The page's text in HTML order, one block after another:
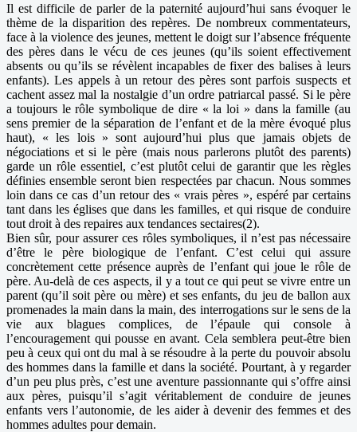
Il est difficile de parler de la paternité aujourd’hui sans évoquer le
thème de la disparition des repères. De nombreux commentateurs,
face à la violence des jeunes, mettent le doigt sur l’absence fréquente
des pères dans le vécu de ces jeunes (qu’ils soient effectivement
absents ou qu’ils se révèlent incapables de fixer des balises à leurs
enfants). Les appels à un retour des pères sont parfois suspects et
cachent assez mal la nostalgie d’un ordre patriarcal passé. Si le père
a toujours le rôle symbolique de dire « la loi » dans la famille (au
sens premier de la séparation de l’enfant et de la mère évoqué plus
haut), « les lois » sont aujourd’hui plus que jamais objets de
négociations et si le père (mais nous parlerons plutôt des parents)
garde un rôle essentiel, c’est plutôt celui de garantir que les règles
définies ensemble seront bien respectées par chacun. Nous sommes
loin dans ce cas d’un retour des « vrais pères », espéré par certains
tant dans les églises que dans les familles, et qui risque de conduire
tout droit à des repaires aux tendances sectaires(2).
Bien sûr, pour assurer ces rôles symboliques, il n’est pas nécessaire
d’être le père biologique de l’enfant. C’est celui qui assure
concrètement cette présence auprès de l’enfant qui joue le rôle de
père. Au-delà de ces aspects, il y a tout ce qui peut se vivre entre un
parent (qu’il soit père ou mère) et ses enfants, du jeu de ballon aux
promenades la main dans la main, des interrogations sur le sens de la
vie aux blagues complices, de l’épaule qui console à
l’encouragement qui pousse en avant. Cela semblera peut-être bien
peu à ceux qui ont du mal à se résoudre à la perte du pouvoir absolu
des hommes dans la famille et dans la société. Pourtant, à y regarder
d’un peu plus près, c’est une aventure passionnante qui s’offre ainsi
aux pères, puisqu’il s’agit véritablement de conduire de jeunes
enfants vers l’autonomie, de les aider à devenir des femmes et des
hommes adultes pour demain.